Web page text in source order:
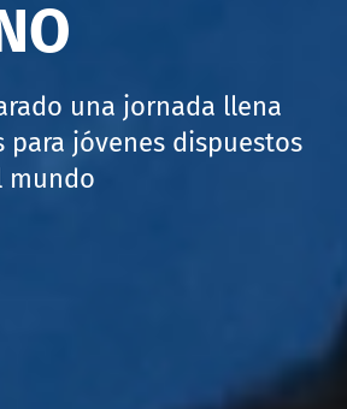
una jornada llena
para jóvenes dispuestos
mundo